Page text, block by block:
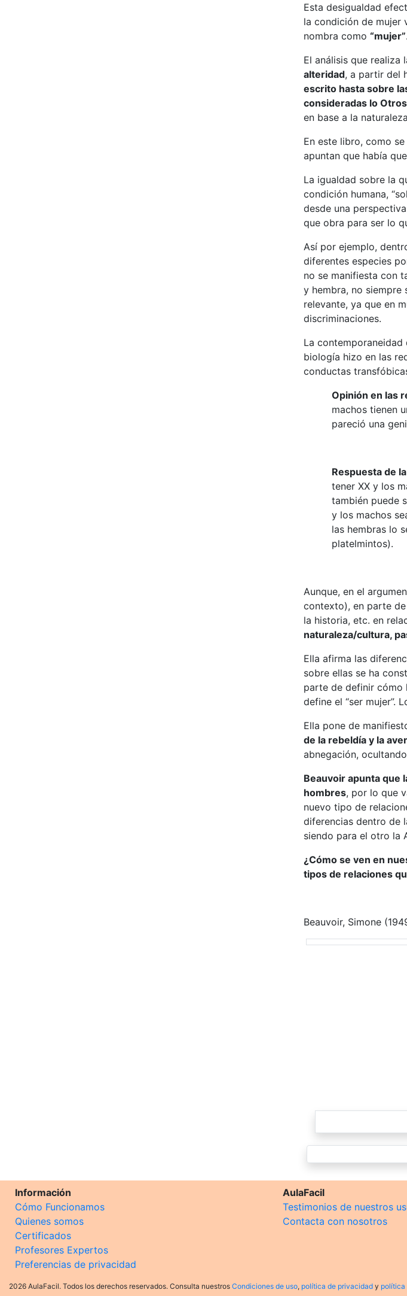
Esta desigualdad
la condición de mujer
nombra como “mujer”
El análisis que realiza
alteridad, a partir del
escrito hasta sobre
consideradas lo Otros
en base a la
En este libro, como
apuntan que había
La igualdad sobre la
condición humana,
desde una
que obra para ser lo
Así por ejemplo,
diferentes especies
no se manifiesta con
y hembra, no siempre
relevante, ya que en
discriminaciones.
La
biología hizo en las
conductas
Opinión en las
machos tienen
pareció una
Respuesta de
tener XX y los
también puede
y los machos
las hembras lo
platelmintos).
Aunque, en el
contexto), en parte
la historia, etc. en
naturaleza/cultura,
Ella afirma las
sobre ellas se ha
parte de definir cómo
define el “ser mujer”.
Ella pone de
de la rebeldía y la
abnegación,
Beauvoir apunta que
hombres, por lo que
nuevo tipo de
diferencias dentro de
siendo para el otro la
¿Cómo se ven en
tipos de relaciones
Beauvoir, Simone
Información
Cómo Funcionamos
Quienes somos
Certificados
Profesores Expertos
Preferencias de privacidad
AulaFacil
Testimonios de nuestros
Contacta con nosotros
2026 AulaFacil. Todos los derechos reservados. Consulta nuestros Condiciones de uso, política de privacidad y política